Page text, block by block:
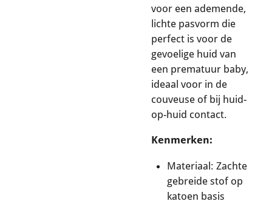
voor een ademende,
lichte pasvorm die
perfect is voor de
gevoelige huid van
een prematuur baby,
ideaal voor in de
couveuse of bij huid-
op-huid contact.
Kenmerken:
Materiaal: Zachte
gebreide stof op
katoen basis